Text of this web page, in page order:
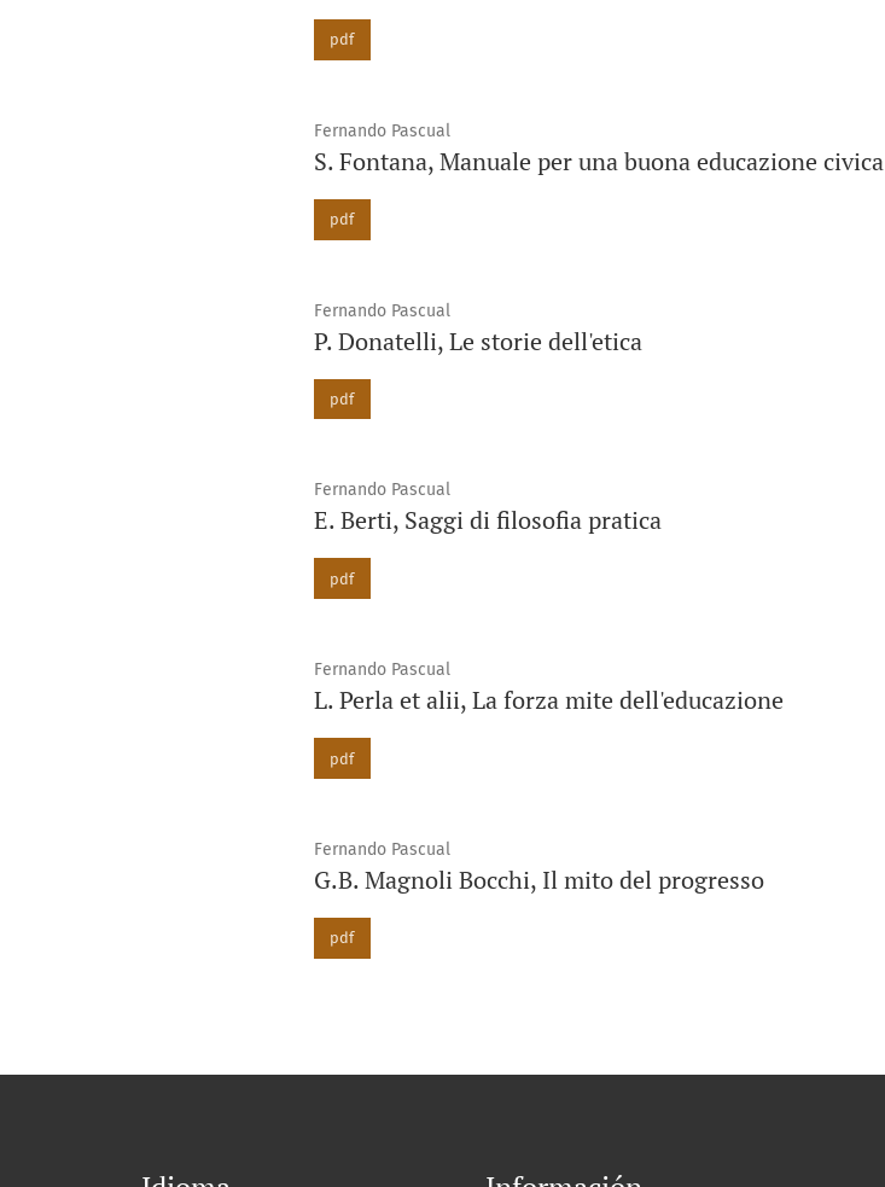
pdf
Fernando Pascual
S. Fontana, Manuale per una buona educazione civica
pdf
Fernando Pascual
P. Donatelli, Le storie dell'etica
pdf
Fernando Pascual
E. Berti, Saggi di filosofia pratica
pdf
Fernando Pascual
L. Perla et alii, La forza mite dell'educazione
pdf
Fernando Pascual
G.B. Magnoli Bocchi, Il mito del progresso
pdf